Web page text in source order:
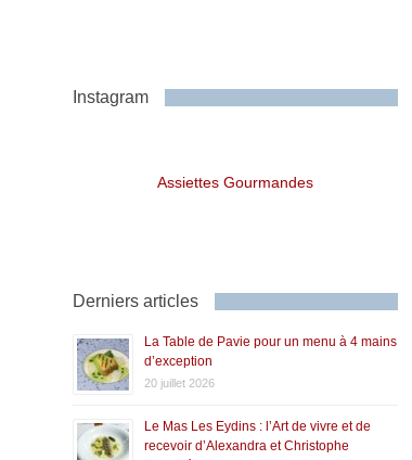
Instagram
Assiettes Gourmandes
Derniers articles
La Table de Pavie pour un menu à 4 mains
d’exception
20 juillet 2026
Le Mas Les Eydins : l’Art de vivre et de
recevoir d’Alexandra et Christophe